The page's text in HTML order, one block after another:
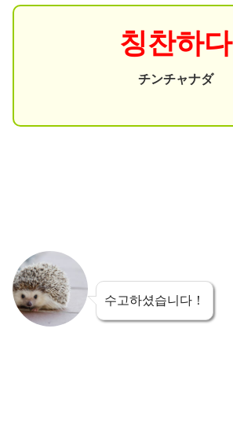
칭찬하다
チンチャナダ
수고하셨습니다！